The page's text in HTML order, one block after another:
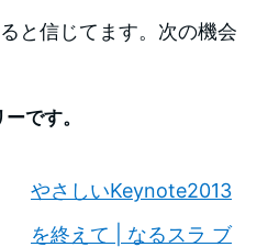
と信じてます。次の機会
です。
やさしいKeynote2013
を終えて | なるスラ ブ